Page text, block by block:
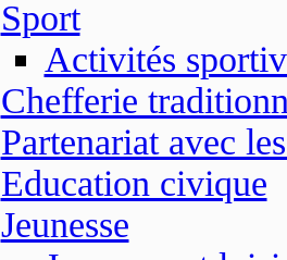
Sport
Activités
Chefferie
Partenariat avec
Education civique
Jeunesse